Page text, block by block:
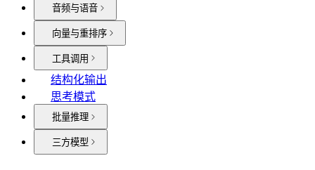
音频与语音
向量与重排序
工具调用
结构化输出
思考模式
批量推理
三方模型